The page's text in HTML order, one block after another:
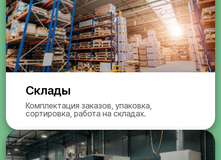
Склады
Комплектация заказов, упаковка,
сортировка, работа на складах.